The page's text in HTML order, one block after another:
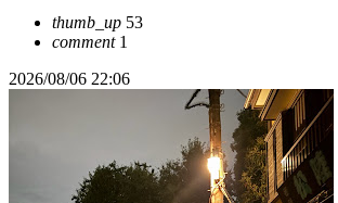
thumb_up 53
comment1
2026/08/06 22:06